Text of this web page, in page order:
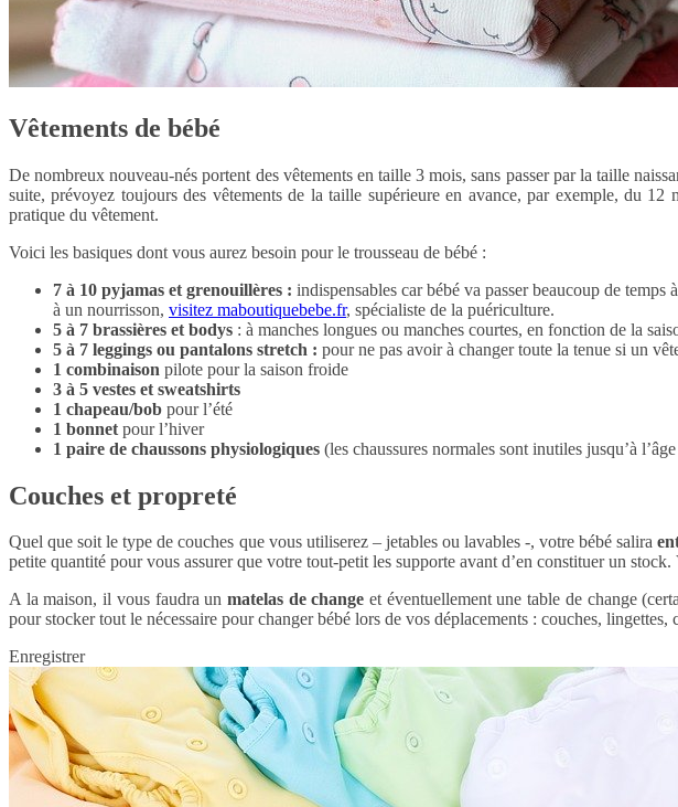
Vêtements de bébé
De nombreux nouveau-nés portent des vêtements en taille 3 mois, sans passer par la taille
suite, prévoyez toujours des vêtements de la taille supérieure en avance, par exemple, du
pratique du vêtement.
Voici les basiques dont vous aurez besoin pour le trousseau de bébé :
7 à 10 pyjamas et grenouillères : indispensables car bébé va passer beaucoup de
à un nourrisson, visitez maboutiquebebe.fr, spécialiste de la puériculture.
5 à 7 brassières et bodys : à manches longues ou manches courtes, en fonction de la
5 à 7 leggings ou pantalons stretch : pour ne pas avoir à changer toute la tenue si un
1 combinaison pilote pour la saison froide
3 à 5 vestes et sweatshirts
1 chapeau/bob pour l’été
1 bonnet pour l’hiver
1 paire de chaussons physiologiques (les chaussures normales sont inutiles jusqu’à
Couches et propreté
Quel que soit le type de couches que vous utiliserez – jetables ou lavables -, votre bébé salira
petite quantité pour vous assurer que votre tout-petit les supporte avant d’en constituer un
A la maison, il vous faudra un matelas de change et éventuellement une table de change
pour stocker tout le nécessaire pour changer bébé lors de vos déplacements : couches, lingettes,
Enregistrer